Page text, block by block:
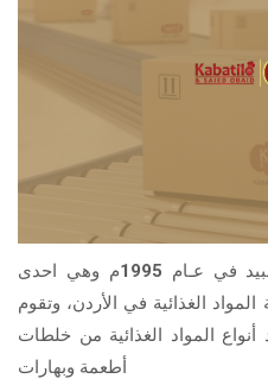
تأسست شركة كباتيلو والسيد عبيد في عـام 1995م وهي احدى
الغذائية في الأردن، وتقوم
المواد الغذائية من خلطات
أطعمة وبهارات